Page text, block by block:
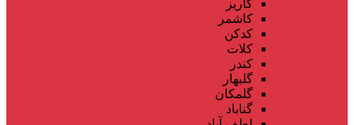
کاریز
کاشمر
کدکن
کلات
کندر
گلبهار
گلمکان
گناباد